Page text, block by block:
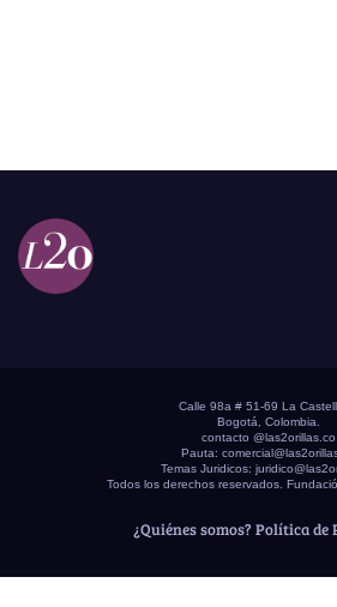
Calle 98a # 51-69 La
Bogotá, Colombia.
contacto @las2orillas.co
Pauta:
Temas Juridicos:
Todos los derechos reservados.
¿Quiénes somos? Política de